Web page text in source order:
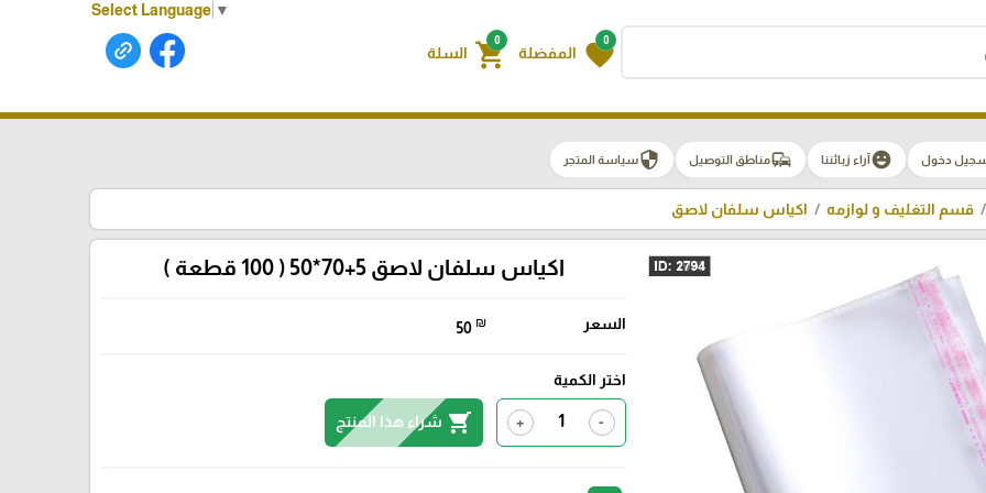
Select Language ▼
0
favorite المفضلة
0
shopping_cart السلة
دخول emoji_emotionsآراء زبائننا commuteمناطق التوصيل securityسياسة المتجر
قسم التغليف و لوازمه اكياس سلفان لاصق
اكياس سلفان لاصق 5+70*50 ( 100 قطعة )
السعر 50 ₪
اختر الكمية
-
+
shopping_cart شراء هذا المنتج